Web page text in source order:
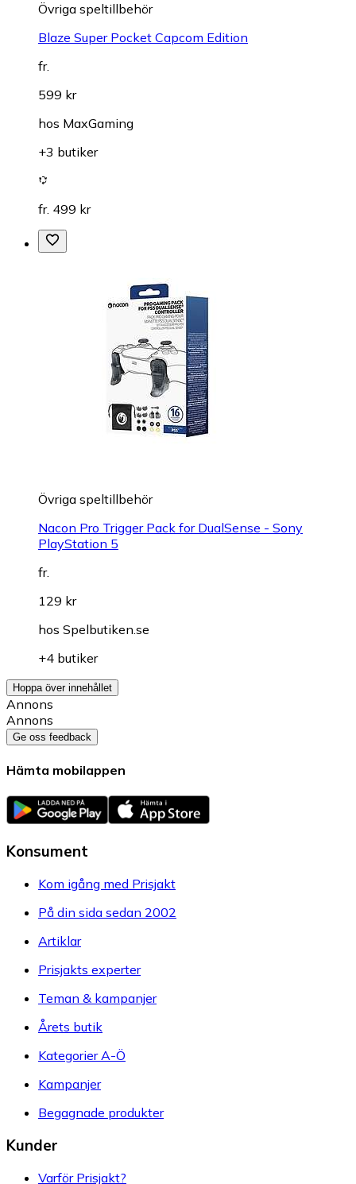
Övriga speltillbehör
Blaze Super Pocket Capcom Edition
fr.
599 kr
hos MaxGaming
+3 butiker
fr. 499 kr
Övriga speltillbehör
Nacon Pro Trigger Pack for DualSense - Sony
PlayStation 5
fr.
129 kr
hos Spelbutiken.se
+4 butiker
Hoppa över innehållet
Annons
Annons
Ge oss feedback
Hämta mobilappen
Konsument
Kom igång med Prisjakt
På din sida sedan 2002
Artiklar
Prisjakts experter
Teman & kampanjer
Årets butik
Kategorier A-Ö
Kampanjer
Begagnade produkter
Kunder
Varför Prisjakt?